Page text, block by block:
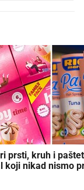
prsti, kruh i
koji nikad nismo